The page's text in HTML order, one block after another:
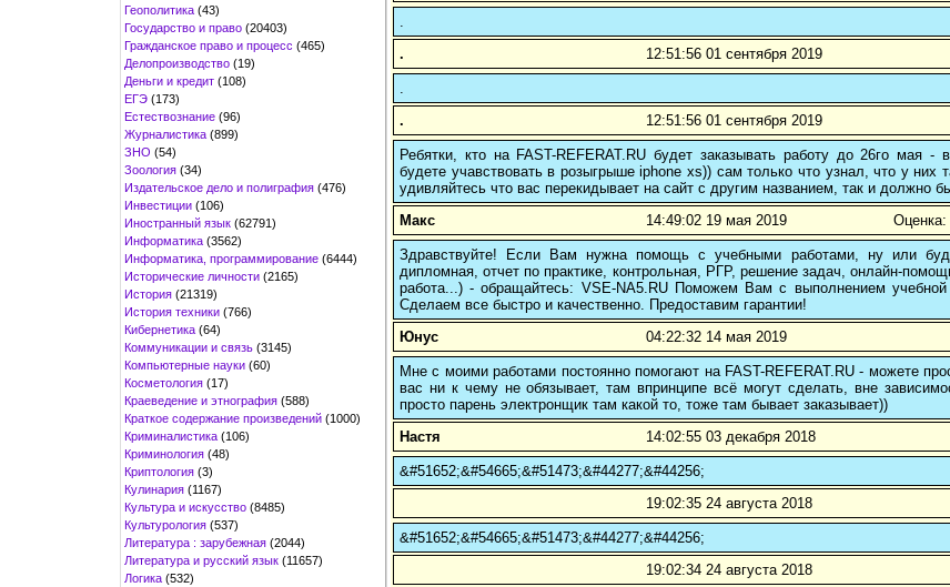
Геополитика (43)
Государство и право (20403)
Гражданское право и процесс (465)
Делопроизводство (19)
Деньги и кредит (108)
ЕГЭ (173)
Естествознание (96)
Журналистика (899)
ЗНО (54)
Зоология (34)
Издательское дело и полиграфия (476)
Инвестиции (106)
Иностранный язык (62791)
Информатика (3562)
Информатика, программирование (6444)
Исторические личности (2165)
История (21319)
История техники (766)
Кибернетика (64)
Коммуникации и связь (3145)
Компьютерные науки (60)
Косметология (17)
Краеведение и этнография (588)
Краткое содержание произведений (1000)
Криминалистика (106)
Криминология (48)
Криптология (3)
Кулинария (1167)
Культура и искусство (8485)
Культурология (537)
Литература : зарубежная (2044)
Литература и русский язык (11657)
Логика (532)
.
.
12:51:56 01 сентября 2019
.
.
12:51:56 01 сентября 2019
Ребятки, кто на FAST-REFERAT.RU будет заказывать работу до 26го мая -
будете учавствовать в розыгрыше iphone xs)) сам только что узнал, что у них
удивляйтесь что вас перекидывает на сайт с другим названием, так и должно
Макс
14:49:02 19 мая 2019
Здравствуйте! Если Вам нужна помощь с учебными работами, ну или
дипломная, отчет по практике, контрольная, РГР, решение задач, онлайн-
работа...) - обращайтесь: VSE-NA5.RU Поможем Вам с выполнением
Сделаем все быстро и качественно. Предоставим гарантии!
Юнус
04:22:32 14 мая 2019
Мне с моими работами постоянно помогают на FAST-REFERAT.RU - можете
вас ни к чему не обязывает, там впринципе всё могут сделать, вне
просто парень электронщик там какой то, тоже там бывает заказывает))
Настя
14:02:55 03 декабря 2018
&#51652;&#54665;&#51473;&#44277;&#44256;
19:02:35 24 августа 2018
&#51652;&#54665;&#51473;&#44277;&#44256;
19:02:34 24 августа 2018